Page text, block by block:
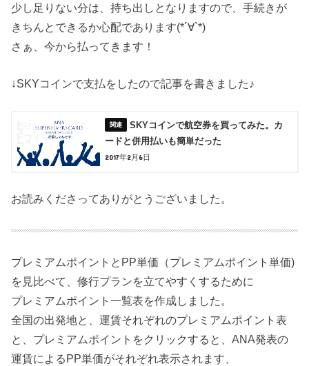
少し足りない分は、持ち出しとなりますので、手続きが
きちんとできるか心配であります(*´∀`*)
さぁ、今から払ってきます！
↓SKYコインで支払をしたので記事を書きました♪
SKYコインで航空券を買ってみた。カ
ードと併用払いも簡単だった
2017年2月6日
お読みくださってありがとうございました。
プレミアムポイントとPP単価（プレミアムポイント単価)
を見比べて、修行プランを立てやすくするために
プレミアムポイント一覧表を作成しました。
全国の出発地と、運賃それぞれのプレミアムポイント表
と、プレミアムポイントをクリックすると、ANA発表の
運賃によるPP単価がそれぞれ表示されます、